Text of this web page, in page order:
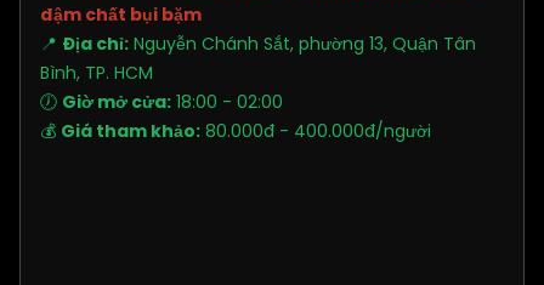
đậm chất bụi bặm
📍 Địa chỉ: Nguyễn Chánh Sắt, phường 13, Quận Tân
Bình, TP. HCM
🕖 Giờ mở cửa: 18:00 - 02:00
💰 Giá tham khảo: 80.000đ - 400.000đ/người